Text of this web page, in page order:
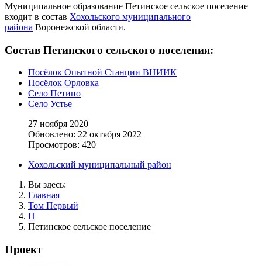
Муниципальное образование Петинское сельское поселение
входит в состав Хохольского муниципального
района Воронежской области.
Состав Петинского сельского поселения:
Посёлок Опытной Станции ВНИИК
Посёлок Орловка
Село Петино
Село Устье
27 ноября 2020
Обновлено: 22 октября 2022
Просмотров: 420
Хохольский муниципальный район
Вы здесь:
Главная
Том Первый
П
Петинское сельское поселение
Проект